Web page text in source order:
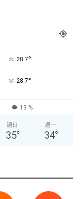
28.7°
28.7°
13 %
週日
35°
週一
34°